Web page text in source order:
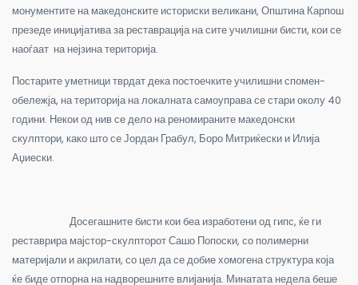
монументите на македонските историски великани, Општина Карпош
презеде иницијатива за реставрација на сите училишни бисти, кои се
наоѓаат на нејзина територија.
Постарите уметници тврдат дека постоечките училишни спомен-
обележја, на територија на локалната самоуправа се стари околу 40
години. Некои од нив се дело на реномираните македонски
скулптори, како што се Јордан Грабул, Боро Митриќески и Илија
Аџиески.
Досегашните бисти кои беа изработени од гипс, ќе ги
реставрира мајстор-скулпторот Сашо Попоски, со полимерни
материјали и акрилати, со цел да се добие хомогена структура која
ќе биде отпорна на надворешните влијанија. Минатата недела беше